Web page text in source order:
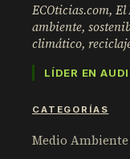
ECOticias.com,
ambiente,
climático,
LÍDER EN
CATEGORÍAS
Medio Ambiente